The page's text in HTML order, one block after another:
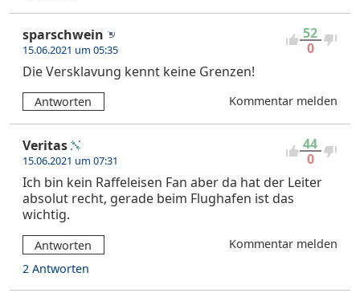
52
0
sparschwein
15.06.2021 um 05:35
Die Versklavung kennt keine Grenzen!
Antworten Kommentar melden
44
0
Veritas
15.06.2021 um 07:31
Ich bin kein Raffeleisen Fan aber da hat der Leiter
absolut recht, gerade beim Flughafen ist das
wichtig.
Antworten
Kommentar melden
2 Antworten